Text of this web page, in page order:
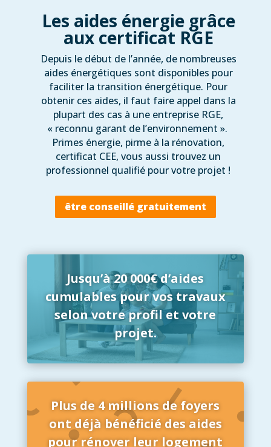
Les aides énergie grâce
aux certificat RGE
Depuis le début de l’année, de nombreuses
aides énergétiques sont disponibles pour
faciliter la transition énergétique. Pour
obtenir ces aides, il faut faire appel dans la
plupart des cas à une entreprise RGE,
« reconnu garant de l’environnement ».
Primes énergie, pirme à la rénovation,
certificat CEE, vous aussi trouvez un
professionnel qualifié pour votre projet !
être conseillé gratuitement
Jusqu’à 20 000€ d’aides
cumulables pour vos travaux
selon votre profil et votre
projet.
Plus de 4 millions de foyers
ont déjà bénéficié des aides
pour rénover leur logement